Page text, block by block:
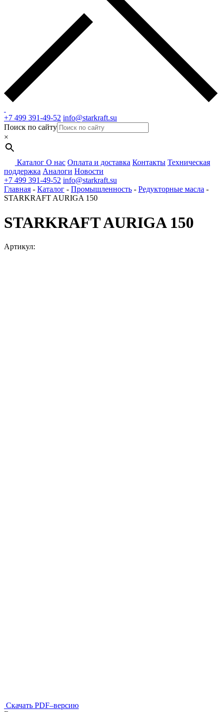
+7 499 391-49-52 info@starkraft.su
Поиск по сайту
×
Каталог О нас Оплата и доставка Контакты Техническая
поддержка Аналоги Новости
+7 499 391-49-52 info@starkraft.su
Главная - Каталог - Промышленность - Редукторные масла -
STARKRAFT AURIGA 150
STARKRAFT AURIGA 150
Артикул:
Скачать PDF–версию